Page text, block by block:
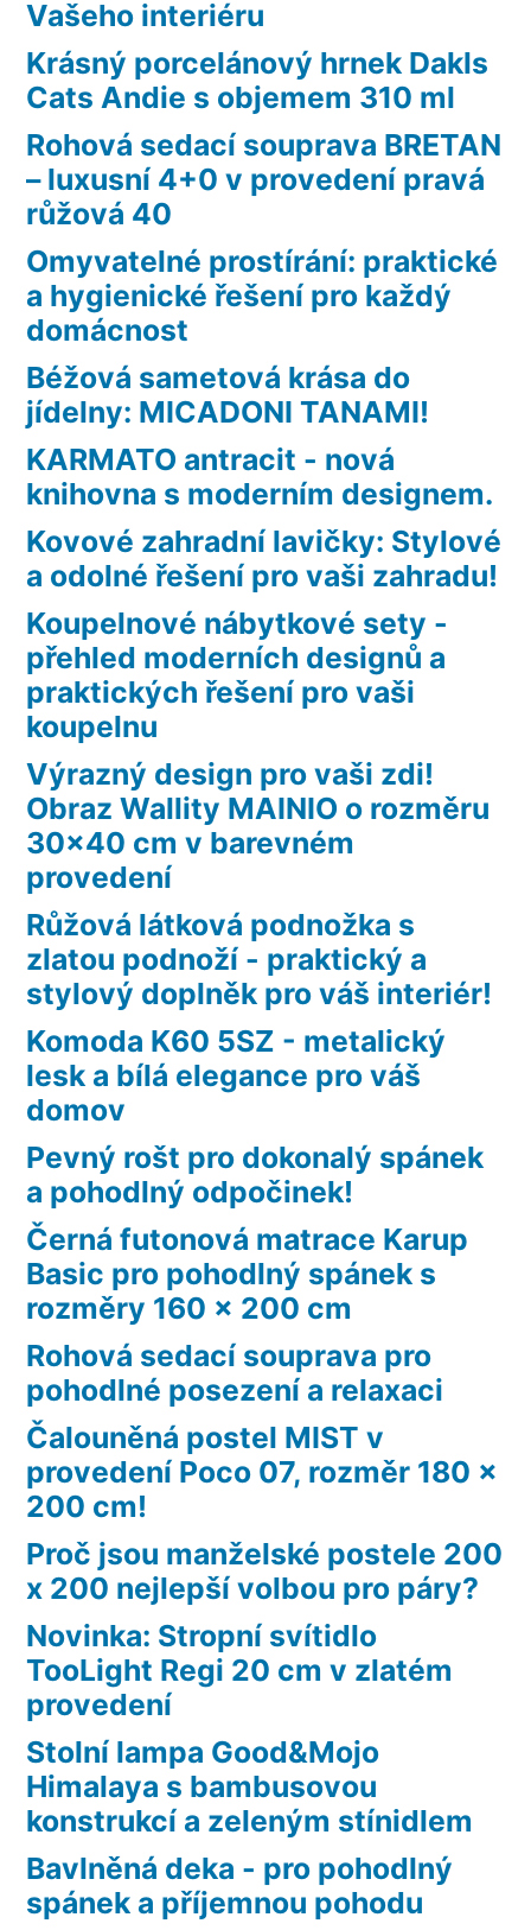
Vašeho interiéru
Krásný porcelánový hrnek Dakls
Cats Andie s objemem 310 ml
Rohová sedací souprava BRETAN
– luxusní 4+0 v provedení pravá
růžová 40
Omyvatelné prostírání: praktické
a hygienické řešení pro každý
domácnost
Béžová sametová krása do
jídelny: MICADONI TANAMI!
KARMATO antracit - nová
knihovna s moderním designem.
Kovové zahradní lavičky: Stylové
a odolné řešení pro vaši zahradu!
Koupelnové nábytkové sety -
přehled moderních designů a
praktických řešení pro vaši
koupelnu
Výrazný design pro vaši zdi!
Obraz Wallity MAINIO o rozměru
30×40 cm v barevném
provedení
Růžová látková podnožka s
zlatou podnoží - praktický a
stylový doplněk pro váš interiér!
Komoda K60 5SZ - metalický
lesk a bílá elegance pro váš
domov
Pevný rošt pro dokonalý spánek
a pohodlný odpočinek!
Černá futonová matrace Karup
Basic pro pohodlný spánek s
rozměry 160 x 200 cm
Rohová sedací souprava pro
pohodlné posezení a relaxaci
Čalouněná postel MIST v
provedení Poco 07, rozměr 180 x
200 cm!
Proč jsou manželské postele 200
x 200 nejlepší volbou pro páry?
Novinka: Stropní svítidlo
TooLight Regi 20 cm v zlatém
provedení
Stolní lampa Good&Mojo
Himalaya s bambusovou
konstrukcí a zeleným stínidlem
Bavlněná deka - pro pohodlný
spánek a příjemnou pohodu